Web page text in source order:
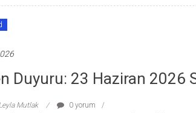
Duyuru: 23 Haziran 2026
Mutlak
0 yorum